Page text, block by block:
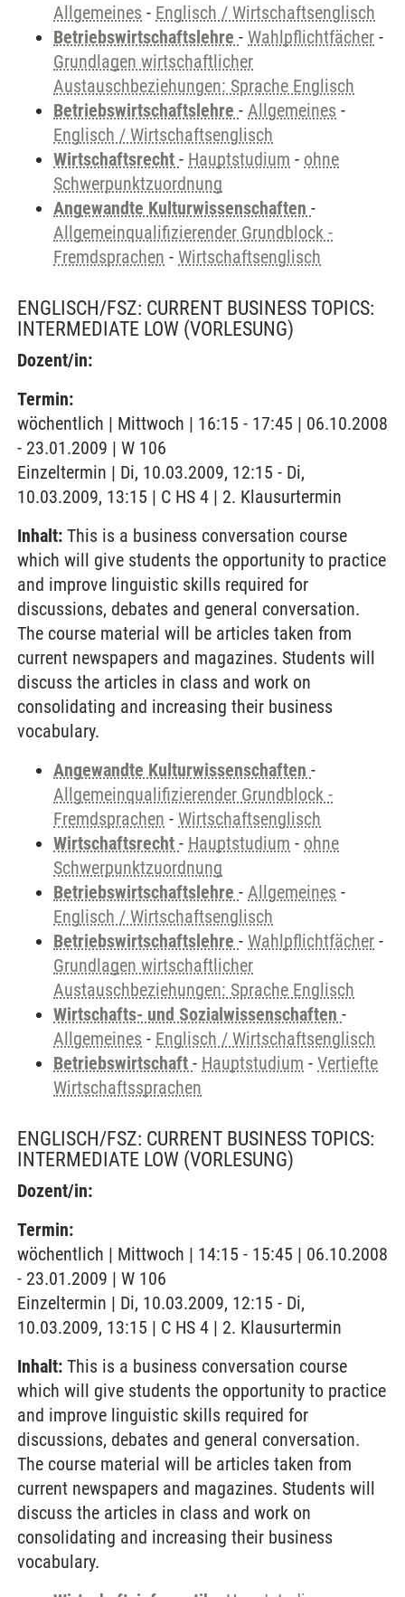
Allgemeines - Englisch / Wirtschaftsenglisch
Betriebswirtschaftslehre - Wahlpflichtfächer -
Grundlagen wirtschaftlicher
Austauschbeziehungen: Sprache Englisch
Betriebswirtschaftslehre - Allgemeines -
Englisch / Wirtschaftsenglisch
Wirtschaftsrecht - Hauptstudium - ohne
Schwerpunktzuordnung
Angewandte Kulturwissenschaften -
Allgemeinqualifizierender Grundblock -
Fremdsprachen - Wirtschaftsenglisch
ENGLISCH/FSZ: CURRENT BUSINESS TOPICS:
INTERMEDIATE LOW (VORLESUNG)
Dozent/in:
Termin:
wöchentlich | Mittwoch | 16:15 - 17:45 | 06.10.2008
- 23.01.2009 | W 106
Einzeltermin | Di, 10.03.2009, 12:15 - Di,
10.03.2009, 13:15 | C HS 4 | 2. Klausurtermin
Inhalt: This is a business conversation course
which will give students the opportunity to practice
and improve linguistic skills required for
discussions, debates and general conversation.
The course material will be articles taken from
current newspapers and magazines. Students will
discuss the articles in class and work on
consolidating and increasing their business
vocabulary.
Angewandte Kulturwissenschaften -
Allgemeinqualifizierender Grundblock -
Fremdsprachen - Wirtschaftsenglisch
Wirtschaftsrecht - Hauptstudium - ohne
Schwerpunktzuordnung
Betriebswirtschaftslehre - Allgemeines -
Englisch / Wirtschaftsenglisch
Betriebswirtschaftslehre - Wahlpflichtfächer -
Grundlagen wirtschaftlicher
Austauschbeziehungen: Sprache Englisch
Wirtschafts- und Sozialwissenschaften -
Allgemeines - Englisch / Wirtschaftsenglisch
Betriebswirtschaft - Hauptstudium - Vertiefte
Wirtschaftssprachen
ENGLISCH/FSZ: CURRENT BUSINESS TOPICS:
INTERMEDIATE LOW (VORLESUNG)
Dozent/in:
Termin:
wöchentlich | Mittwoch | 14:15 - 15:45 | 06.10.2008
- 23.01.2009 | W 106
Einzeltermin | Di, 10.03.2009, 12:15 - Di,
10.03.2009, 13:15 | C HS 4 | 2. Klausurtermin
Inhalt: This is a business conversation course
which will give students the opportunity to practice
and improve linguistic skills required for
discussions, debates and general conversation.
The course material will be articles taken from
current newspapers and magazines. Students will
discuss the articles in class and work on
consolidating and increasing their business
vocabulary.